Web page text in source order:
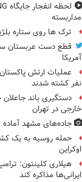
مداربسته
ترک ها روی ستاره
قطع دست عربستان
آمریکا
نفر کشته شدند
دستگیری باند جاعلان
خارجی در تهران
جاده‌های مشهد آماده
حمله روسیه به یک
اوکراین
هیلاری کلینتون:
ایرانی‌ها مذاکره کند